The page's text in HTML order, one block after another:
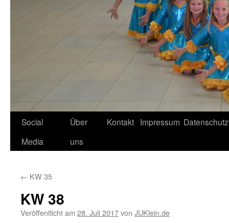
Social
Media
Über
uns
Kontakt Impressum
← KW 35
KW 38
Veröffentlicht am 28. Juli 2017von JUKlein.de